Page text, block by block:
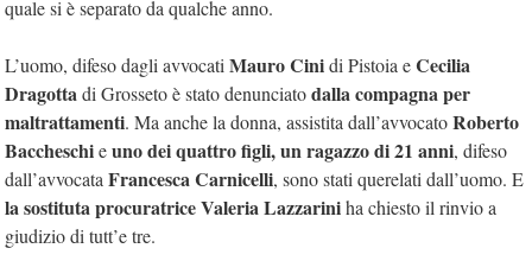
quale si è separato da qualche anno.
L’uomo, difeso dagli avvocati Mauro Cinidi Pistoia eCecilia
Dragottadi Grosseto è stato denunciatodalla compagna per
maltrattamenti. Ma anche la donna, assistita dall’avvocatoRoberto
Baccheschieuno dei quattro figli, un ragazzo di 21 anni, difeso
dall’avvocata Francesca Carnicelli, sono stati querelati dall’uomo. E
la sostituta procuratrice Valeria Lazzariniha chiesto il rinvio a
giudizio di tutt’e tre.